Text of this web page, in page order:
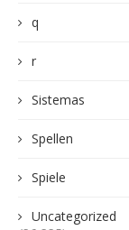
q
r
Sistemas
Spellen
Spiele
Uncategorized